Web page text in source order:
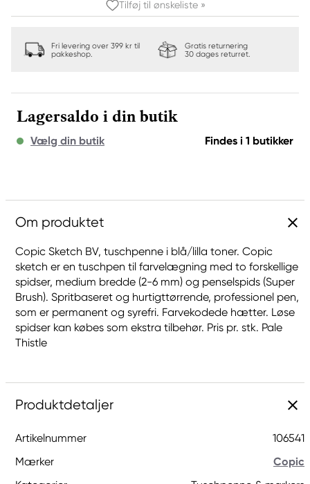
Tilføj til ønskeliste »
Fri levering over 399 kr til
pakkeshop.
Gratis returnering
30 dages returret.
Lagersaldo i din butik
Vælg din butik Findes i 1 butikker
Om produktet
Copic Sketch BV, tuschpenne i blå/lilla toner. Copic
sketch er en tuschpen til farvelægning med to forskellige
spidser, medium bredde (2-6 mm) og penselspids (Super
Brush). Spritbaseret og hurtigttørrende, professionel pen,
som er permanent og syrefri. Farvekodede hætter. Løse
spidser kan købes som ekstra tilbehør. Pris pr. stk. Pale
Thistle
Produktdetaljer
Artikelnummer
106541
Mærker
Copic